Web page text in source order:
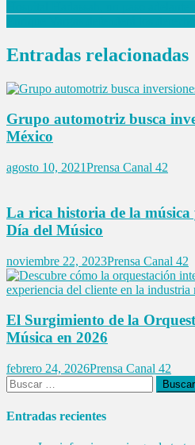
Navegación
de
entradas
Entradas relacionadas
Grupo automotriz busca
México
agosto 10, 2021Prensa Canal 42
La rica historia de la música
Día del Músico
noviembre 22, 2023Prensa Canal 42
El Surgimiento de la
Música en 2026
febrero 24, 2026Prensa Canal 42
Buscar:
Entradas recientes